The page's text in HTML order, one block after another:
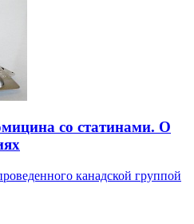
со статинами. О
канадской группой